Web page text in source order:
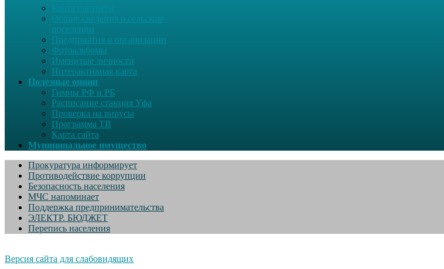
поселении
Предприятия и организации
Фотоальбомы
Именитые личности
Интерактивная карта
Полезные опции
Гимны РФ и РБ
Расписание станция Уфа
Проверка на вирусы
Программа ТВ
Карта сайта
Муниципальное имущество
Прокуратура информирует
Противодействие коррупции
Безопасность населения
МЧС напоминает
Поддержка предпринимательства
ЭЛЕКТР. БЮДЖЕТ
Перепись населения
Версия сайта для слабовидящих